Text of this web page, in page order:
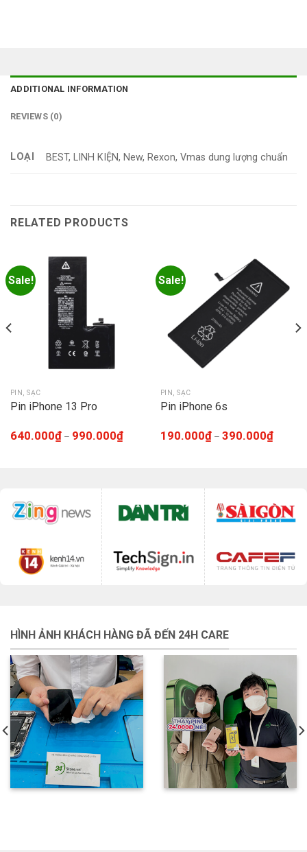
ADDITIONAL INFORMATION
REVIEWS (0)
LOẠI BEST, LINH KIỆN, New, Rexon, Vmas dung lượng chuẩn
RELATED PRODUCTS
Sale!
PIN, SẠC
Pin iPhone 13 Pro
640.000₫– 990.000₫
Sale!
PIN, SẠC
Pin iPhone 6s
190.000₫– 390.000₫
HÌNH ẢNH KHÁCH HÀNG ĐÃ ĐẾN 24H CARE